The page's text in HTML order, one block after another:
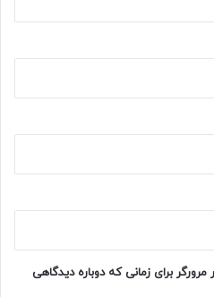
برای زمانی که دوباره دیدگاهی